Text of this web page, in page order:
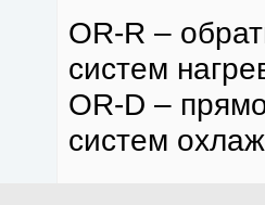
OR-R –
систем
OR-D –
систем